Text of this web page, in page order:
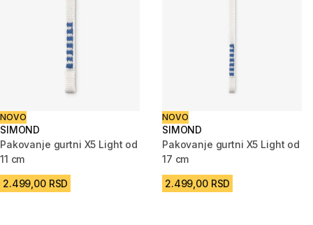
NOVO
SIMOND
Pakovanje gurtni X5 Light od
11 cm
2.499,00 RSD
NOVO
SIMOND
Pakovanje gurtni X5 Light od
17 cm
2.499,00 RSD